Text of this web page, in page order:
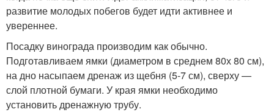
развитие молодых побегов будет идти активнее и
увереннее.
Посадку винограда производим как обычно.
Подготавливаем ямки (диаметром в среднем 80х 80 см),
на дно насыпаем дренаж из щебня (5-7 см), сверху —
слой плотной бумаги. У края ямки необходимо
установить дренажную трубу.